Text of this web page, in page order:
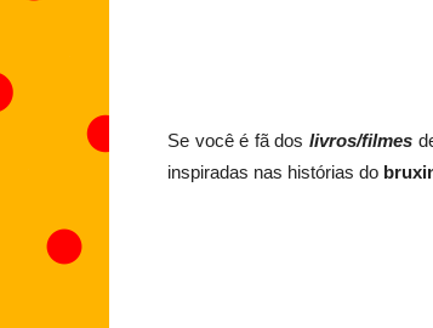
Se você é fã doslivros/filmes
inspiradas nas histórias do